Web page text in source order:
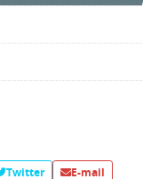
Twitter E-mail